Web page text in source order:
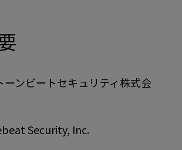
ーンビートセキュリティ株式会
Security, Inc.